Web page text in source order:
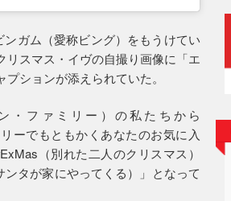
ガム（愛称ビング）をもうけてい
スマス・イヴの自撮り画像に「エ
ションが添えられていた。
・ファミリー）の私たちから
ーでもともかくあなたのお気に入
（別れた二人のクリスマス）
タが家にやってくる）」となって